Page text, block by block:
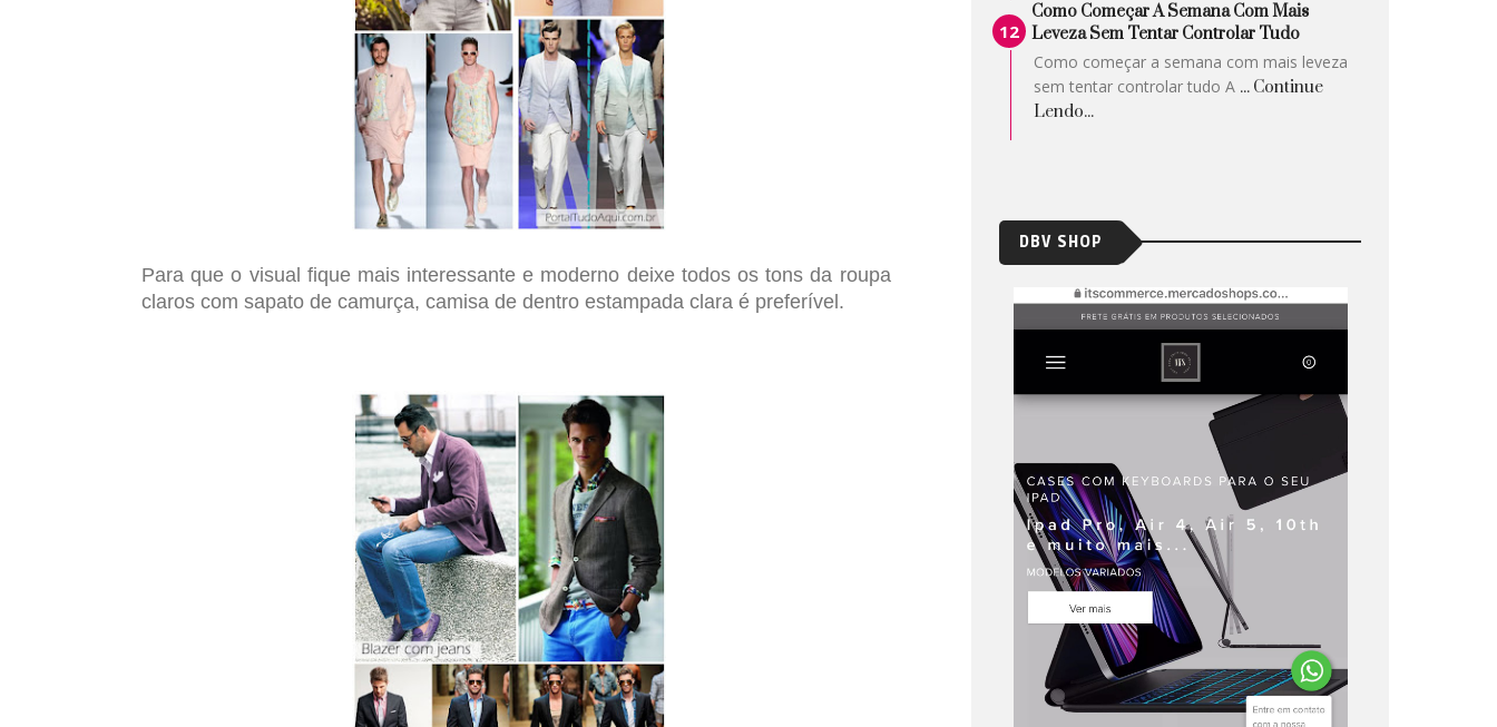
Para que o visual fique mais interessante e moderno deixe todos os tons da roupa
claros com sapato de camurça, camisa de dentro estampada clara é preferível.
Como Começar A Semana Com Mais
Leveza Sem Tentar Controlar Tudo
Como começar a semana com mais leveza
sem tentar controlar tudo A ... Continue
Lendo...
DBV SHOP